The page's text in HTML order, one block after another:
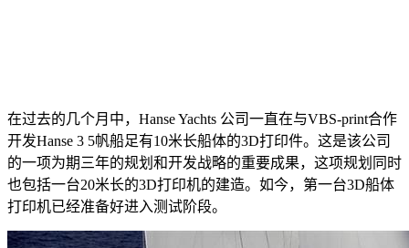
在过去的几个月中，Hanse Yachts 公司一直在与VBS-print合作
开发Hanse 3 5帆船足有10米长船体的3D打印件。这是该公司
的一项为期三年的规划和开发战略的重要成果，这项规划同时
也包括一台20米长的3D打印机的建造。如今，第一台3D船体
打印机已经准备好进入测试阶段。